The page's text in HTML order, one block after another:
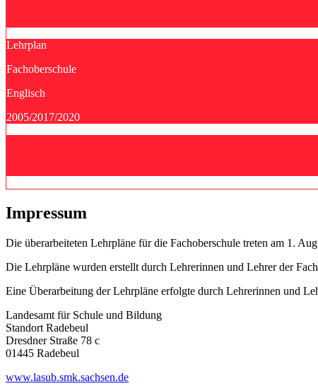
Lehrplan
Fachoberschule
Englisch
2005/2017/2020
Impressum
Die überarbeiteten Lehrpläne für die Fachoberschule treten am 1.
Die Lehrpläne wurden erstellt durch Lehrerinnen und Lehrer der
Eine Überarbeitung der Lehrpläne erfolgte durch Lehrerinnen und
Landesamt für Schule und Bildung
Standort Radebeul
Dresdner Straße 78 c
01445 Radebeul
www.lasub.smk.sachsen.de